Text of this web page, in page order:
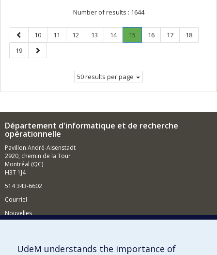
Number of results : 1644
Previous
page
Page
10 Page
11 Page
12 Page
13 Page
14 Page
15
Current
Page
16 Page
17 Page
18
Page
19
Next
page
50 results per page
Département d'informatique et de recherche
opérationnelle
Pavillon André-Aisenstadt
2920, chemin de la Tour
Montréal (QC)
H3T 1J4
514 343-6602
Courriel
Nouvelles
Comment soutenir le Département?
UdeM understands the importance of